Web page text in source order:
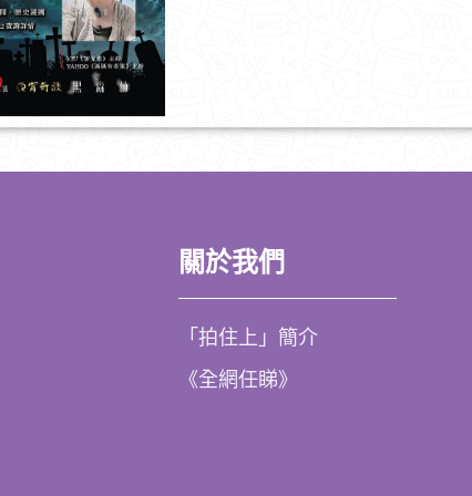
關於我們
「拍住上」簡介
《全網任睇》